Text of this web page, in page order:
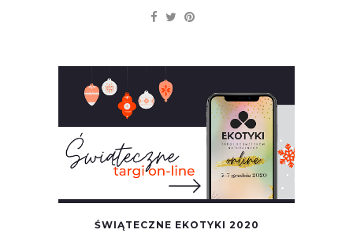
ŚWIĄTECZNE EKOTYKI 2020